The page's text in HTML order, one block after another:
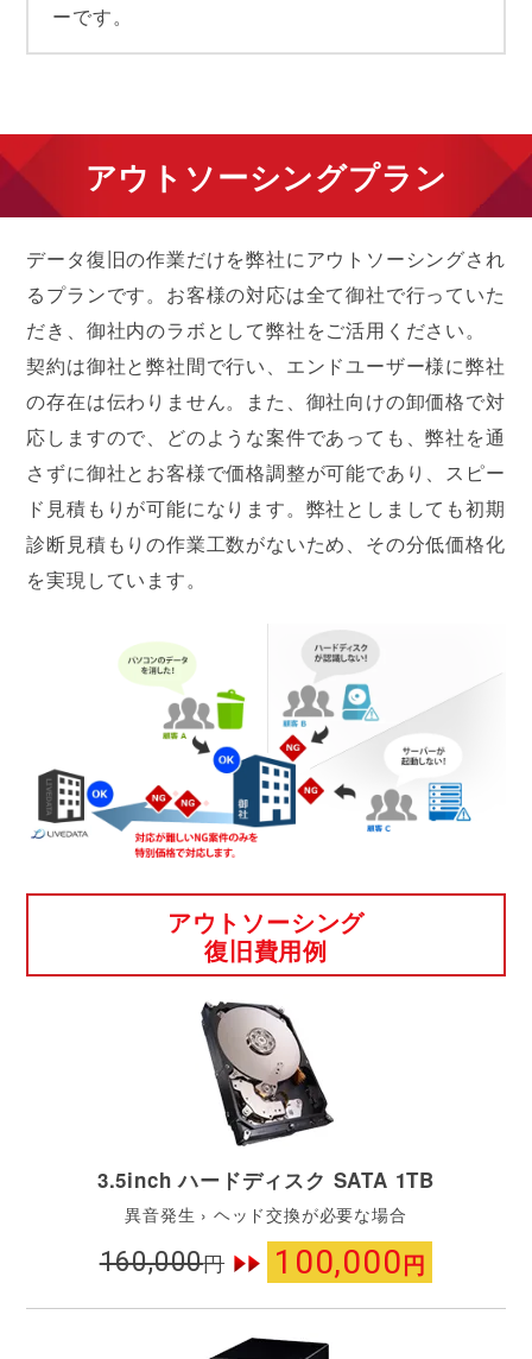
ーです。
アウトソーシングプラン
データ復旧の作業だけを弊社にアウトソーシングされ
るプランです。お客様の対応は全て御社で行っていた
だき、御社内のラボとして弊社をご活用ください。
契約は御社と弊社間で行い、エンドユーザー様に弊社
の存在は伝わりません。また、御社向けの卸価格で対
応しますので、どのような案件であっても、弊社を通
さずに御社とお客様で価格調整が可能であり、スピー
ド見積もりが可能になります。弊社としましても初期
診断見積もりの作業工数がないため、その分低価格化
を実現しています。
アウトソーシング
復旧費用例
3.5inch ハードディスク SATA 1TB
異音発生 › ヘッド交換が必要な場合
160,000円 100,000円